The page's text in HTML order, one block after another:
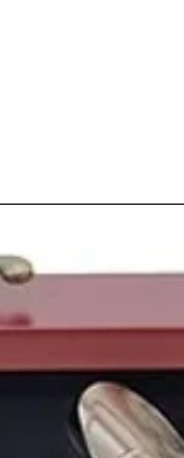
Por otro lado
diciembre de 1983
Eurocopa.
es elaño de
el futbolista español